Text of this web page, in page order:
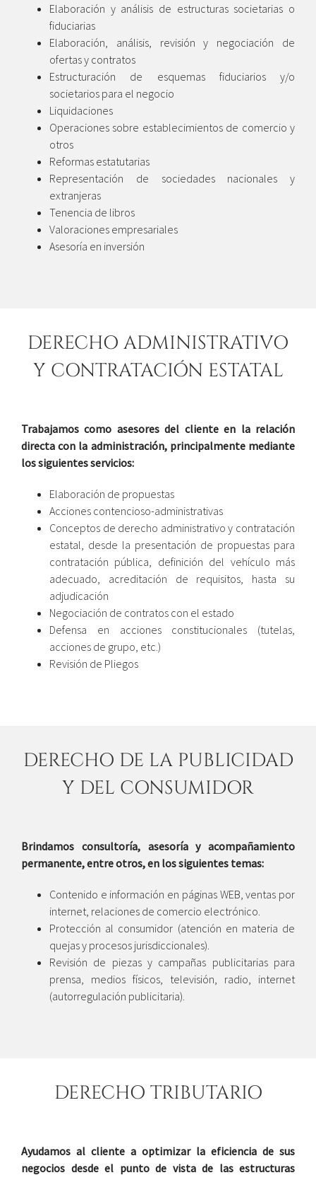
Elaboración y análisis de estructuras societarias o
fiduciarias
Elaboración, análisis, revisión y negociación de
ofertas y contratos
Estructuración de esquemas fiduciarios y/o
societarios para el negocio
Liquidaciones
Operaciones sobre establecimientos de comercio y
otros
Reformas estatutarias
Representación de sociedades nacionales y
extranjeras
Tenencia de libros
Valoraciones empresariales
Asesoría en inversión
DERECHO ADMINISTRATIVO
Y CONTRATACIÓN ESTATAL
Trabajamos como asesores del cliente en la relación
directa con la administración, principalmente mediante
los siguientes servicios:
Elaboración de propuestas
Acciones contencioso-administrativas
Conceptos de derecho administrativo y contratación
estatal, desde la presentación de propuestas para
contratación pública, definición del vehículo más
adecuado, acreditación de requisitos, hasta su
adjudicación
Negociación de contratos con el estado
Defensa en acciones constitucionales (tutelas,
acciones de grupo, etc.)
Revisión de Pliegos
DERECHO DE LA PUBLICIDAD
Y DEL CONSUMIDOR
Brindamos consultoría, asesoría y acompañamiento
permanente, entre otros, en los siguientes temas:
Contenido e información en páginas WEB, ventas por
internet, relaciones de comercio electrónico.
Protección al consumidor (atención en materia de
quejas y procesos jurisdiccionales).
Revisión de piezas y campañas publicitarias para
prensa, medios físicos, televisión, radio, internet
(autorregulación publicitaria).
DERECHO TRIBUTARIO
Ayudamos al cliente a optimizar la eficiencia de sus
negocios desde el punto de vista de las estructuras